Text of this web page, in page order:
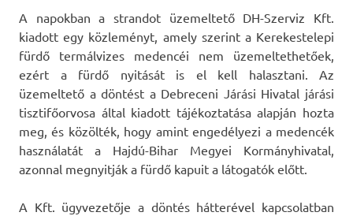
A napokban a strandot üzemeltető DH-Szerviz Kft.
kiadott egy közleményt, amely szerint a Kerekestelepi
fürdő termálvizes medencéi nem üzemeltethetőek,
ezért a fürdő nyitását is el kell halasztani. Az
üzemeltető a döntést a Debreceni Járási Hivatal járási
tisztifőorvosa által kiadott tájékoztatása alapján hozta
meg, és közölték, hogy amint engedélyezi a medencék
használatát a Hajdú-Bihar Megyei Kormányhivatal,
azonnal megnyitják a fürdő kapuit a látogatók előtt.
A Kft. ügyvezetője a döntés hátterével kapcsolatban